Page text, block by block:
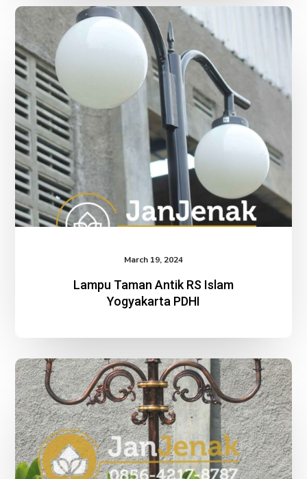
Lampu
Taman
Antik
RS
Islam
Yogyakarta
PDHI
March 19, 2024
Lampu Taman Antik RS Islam
Yogyakarta PDHI
Lampu
Taman
Antik
Sate
Klathak
Pak